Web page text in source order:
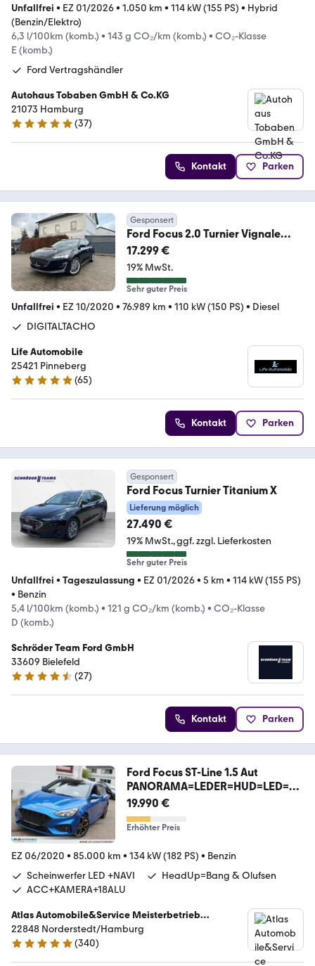
Unfallfrei • EZ 01/2026• 1.050 km • 114 kW (155 PS) • Hybrid
(Benzin/Elektro)
6,3 l/100km (komb.) • 143 g CO₂/km (komb.) • CO₂-Klasse
E (komb.)
Ford Vertragshändler
Autohaus Tobaben GmbH & Co.KG
21073 Hamburg
4.9 Sterne
(37)
Kontakt Parken
Gesponsert
Ford Focus 2.0 Turnier Vignale
AID*LED*HUD*SIDE*17"
17.299 €
19% MwSt.
Sehr guter Preis
Unfallfrei • EZ 10/2020 • 76.989 km • 110 kW (150 PS) • Diesel
DIGITALTACHO
Life Automobile
25421 Pinneberg
5 Sterne
(65)
Kontakt Parken
Gesponsert
Ford Focus Turnier Titanium X
Lieferung möglich
27.490 €
19% MwSt. ggf. zzgl. Lieferkosten
Sehr guter Preis
Unfallfrei • Tageszulassung • EZ 01/2026• 5 km • 114 kW (155 PS)
• Benzin
5,4 l/100km (komb.) • 121 g CO₂/km (komb.) • CO₂-Klasse
D (komb.)
Schröder Team Ford GmbH
33609 Bielefeld
4.3 Sterne
(27)
Kontakt Parken
Ford Focus ST-Line 1.5 Aut
PANORAMA=LEDER=HUD=LED=NA
V
19.990 €
Erhöhter Preis
EZ 06/2020 • 85.000 km • 134 kW (182 PS) • Benzin
Scheinwerfer LED +NAVI
HeadUp=Bang & Olufsen
ACC+KAMERA+18ALU
Atlas Automobile&Service Meisterbetrieb
+Reifenservice
22848 Norderstedt/Hamburg
5 Sterne
(340)